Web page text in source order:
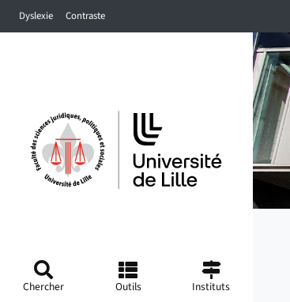
Accéder au menu principal
Accéder à la recherche
Accéder au pied de page
Dyslexie Contraste
Chercher Outils Instituts